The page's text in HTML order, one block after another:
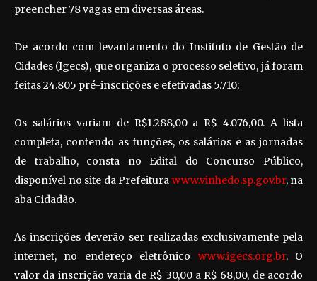
preencher 78 vagas em diversas áreas.
De acordo com levantamento do Instituto de Gestão de
Cidades (Igecs), que organiza o processo seletivo, já foram
feitas 24.805 pré-inscrições e efetivadas 5.710;
Os salários variam de R$1.288,00 a R$ 4.076,00. A lista
completa, contendo as funções, os salários e as jornadas
de trabalho, consta no Edital do Concurso Público,
disponível no site da Prefeitura www.vinhedo.sp.gov.br, na
aba Cidadão.
As inscrições deverão ser realizadas exclusivamente pela
internet, no endereço eletrônico www.igecs.org.br. O
valor da inscrição varia de R$ 30,00 a R$ 68,00, de acordo